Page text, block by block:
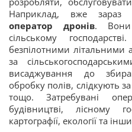
Наприклад, вже зараз
оператор дронів. Вони
сільському
безпілотними літальними
за
висаджування до
обробку полів, слідкують
тощо. Затребувані
будівництві, лісному
картографії, екології та